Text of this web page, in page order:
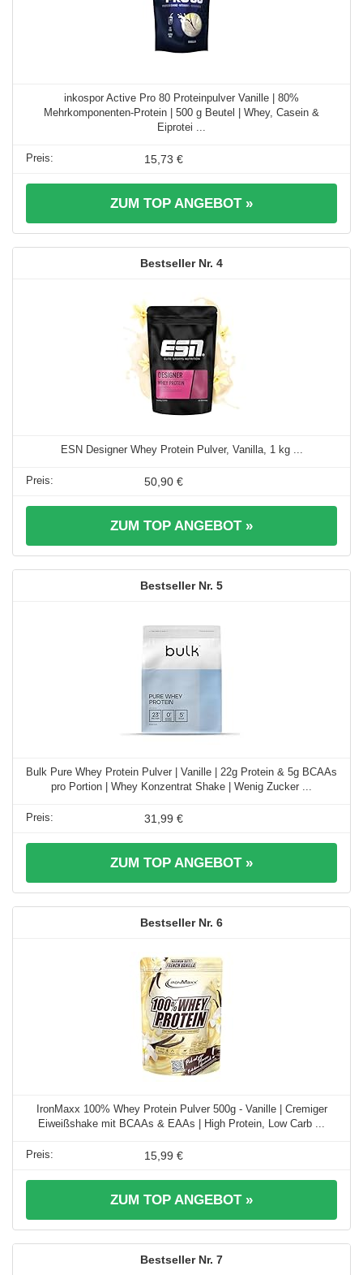
inkospor Active Pro 80 Proteinpulver Vanille | 80%
Mehrkomponenten-Protein | 500 g Beutel | Whey, Casein &
Eiprotei ...
15,73 €
ZUM TOP ANGEBOT »
4
ESN Designer Whey Protein Pulver, Vanilla, 1 kg ...
50,90 €
ZUM TOP ANGEBOT »
5
Bulk Pure Whey Protein Pulver | Vanille | 22g Protein & 5g BCAAs
pro Portion | Whey Konzentrat Shake | Wenig Zucker ...
31,99 €
ZUM TOP ANGEBOT »
6
IronMaxx 100% Whey Protein Pulver 500g - Vanille | Cremiger
Eiweißshake mit BCAAs & EAAs | High Protein, Low Carb ...
15,99 €
ZUM TOP ANGEBOT »
7